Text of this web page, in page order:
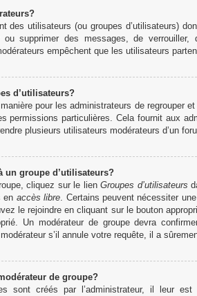
des utilisateurs (ou groupes d’utilisateurs)
ou supprimer des messages, de
empêchent que les utilisateurs
d’utilisateurs?
manière pour les administrateurs de regrouper
permissions particulières. Cela fournit aux
plusieurs utilisateurs modérateurs d’un
un groupe d’utilisateurs?
cliquez sur le lienGroupes d’utilisateurs
en accès libre. Certains peuvent nécessiter
le rejoindre en cliquant sur le bouton
Un modérateur de groupe devra
s’il annule votre requête, il a
de groupe?
sont créés par l’administrateur, il leur